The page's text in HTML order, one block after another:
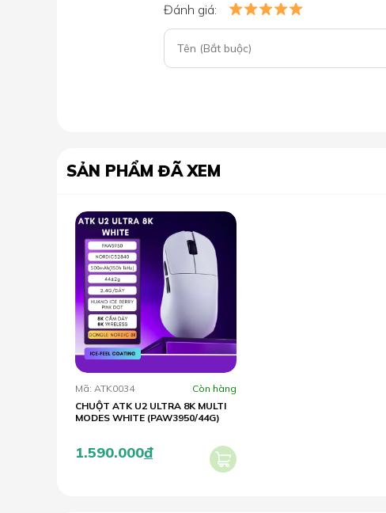
Đánh giá:
SẢN PHẨM ĐÃ XEM
Mã: ATK0034
Còn hàng
CHUỘT ATK U2 ULTRA 8K MULTI
MODES WHITE (PAW3950/44G)
1.590.000đ